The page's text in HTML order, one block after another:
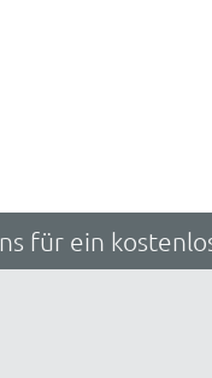
für ein